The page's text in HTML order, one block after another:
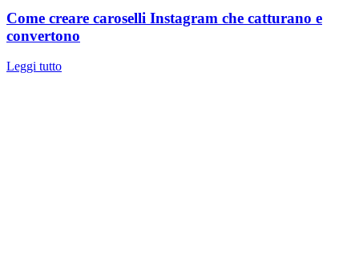
Come creare caroselli Instagram che catturano e
convertono
Leggi tutto